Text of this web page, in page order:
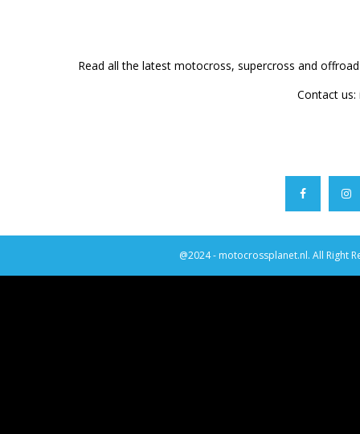
Read all the latest motocross, supercross and
Contact us:
@2024 - motocrossplanet.nl. All Right